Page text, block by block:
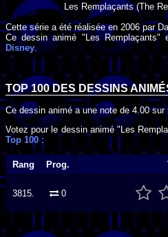
Les Remplaçants(The
Cette série a été réalisée en 2006par
Ce dessin animé "Les
Disney.
TOP 100 DES DESSINS
Ce dessin animé a une note de4.00sur
Votez pour le dessin animé "Les
Top 100 :
Rang Prog.
3815. 0